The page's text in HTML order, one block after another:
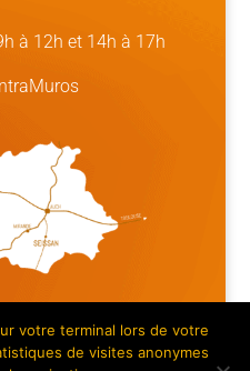
à 12h et 14h à 17h
|Plan du site
votre terminal lors de votre
de visites anonymes